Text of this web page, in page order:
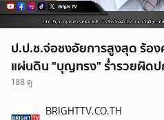
ป.ป.ช.จ่อชงอัยการสูงสุด ร้อ
แผ่นดิน "บุญทรง" ร่ำรวยผิด
188 ดู
BRIGHTTV.CO.TH